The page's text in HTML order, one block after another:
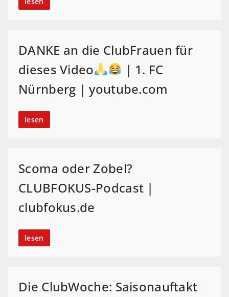
DANKE an die ClubFrauen für
dieses Video
| 1. FC
Nürnberg | youtube.com
lesen
Scoma oder Zobel?
CLUBFOKUS-Podcast |
clubfokus.de
lesen
Die ClubWoche: Saisonauftakt